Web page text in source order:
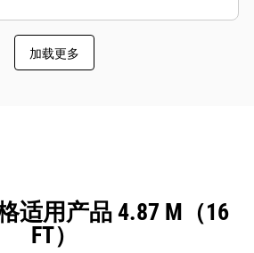
加载更多
适用产品 4.87 M（16
FT）